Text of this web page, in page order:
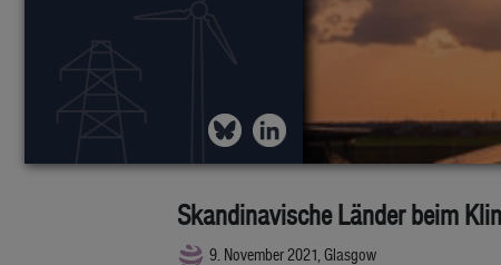
Skandinavische Länder beim
9. November 2021, Glasgow